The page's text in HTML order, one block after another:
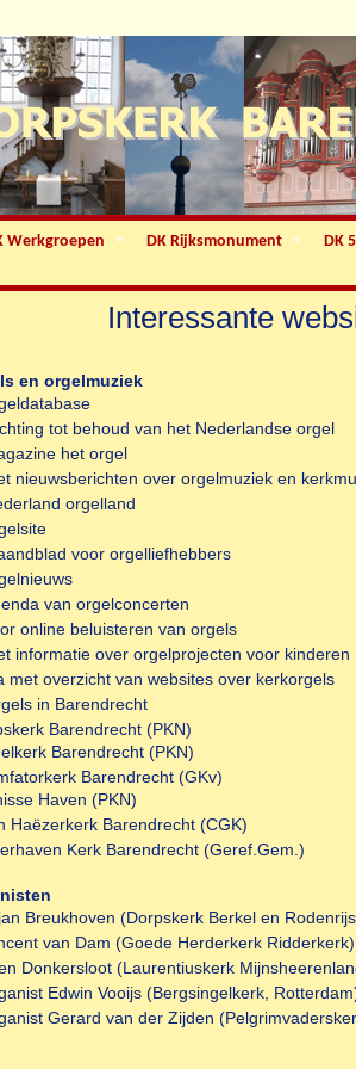
Werkgroepen DK Rijksmonument DK
Interessante
en orgelmuziek
tot behoud van het Nederlandse orgel
het orgel
nieuwsberichten over orgelmuziek en
orgelland
voor orgelliefhebbers
van orgelconcerten
online beluisteren van orgels
informatie over orgelprojecten voor kinderen
met overzicht van websites over kerkorgels
in Barendrecht
Barendrecht (PKN)
Barendrecht (PKN)
Barendrecht (GKv)
Haven (PKN)
Haëzerkerk Barendrecht (CGK)
Kerk Barendrecht (Geref.Gem.)
Breukhoven (Dorpskerk Berkel en
van Dam (Goede Herderkerk Ridderkerk)
Donkersloot (Laurentiuskerk
Edwin Vooijs (Bergsingelkerk,
Gerard van der Zijden